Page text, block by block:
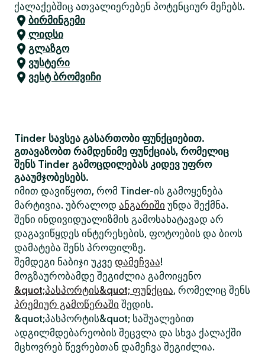
ქალაქებშიც ათვალიერებენ პოტენციურ მეჩებს.
ბირმინგემი
ლიდსი
გლაზგო
ვუსტერი
ვესტ ბრომვიჩი
Tinder სავსეა გასართობი ფუნქციებით.
გთავაზობთ რამდენიმე ფუნქციას, რომელიც
შენს Tinder გამოცდილებას კიდევ უფრო
გააუმჯობესებს.
იმით დავიწყოთ, რომ Tinder-ის გამოყენება
მარტივია. უბრალოდ ანგარიში უნდა შექმნა.
შენი ინდივიდუალიზმის გამოსახატავად არ
დაგავიწყდეს ინტერესების, ფოტოების და ბიოს
დამატება შენს პროფილზე.
შემდეგი ნაბიჯი უკვე დამეჩვაა!
მოგზაურობამდე შეგიძლია გამოიყენო
&quot;პასპორტის&quot; ფუნქცია, რომელიც შენს
პრემიურ გამოწერაში შედის.
&quot;პასპორტის&quot; საშუალებით
ადგილმდებარეობის შეცვლა და სხვა ქალაქში
მცხოვრებ წევრებთან დამეჩვა შეგიძლია.